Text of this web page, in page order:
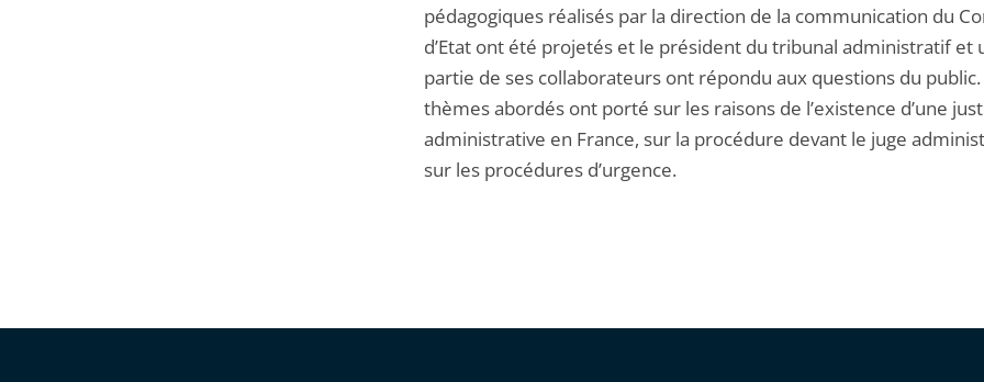
pédagogiques réalisés par la direction de la communication du
d’Etat ont été projetés et le président du tribunal administratif et
partie de ses collaborateurs ont répondu aux questions du public.
thèmes abordés ont porté sur les raisons de l’existence d’une
administrative en France, sur la procédure devant le juge
sur les procédures d’urgence.